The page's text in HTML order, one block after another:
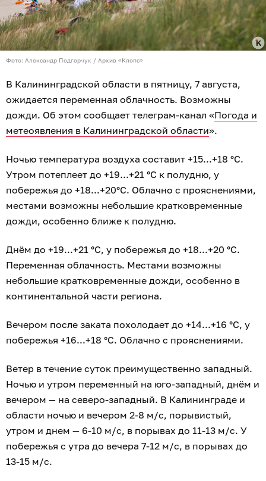
Фото: Александр Подгорчук / Архив «Клопс»
В Калининградской области в пятницу, 7 августа,
ожидается переменная облачность. Возможны
дожди. Об этом сообщает телеграм-канал «Погода и
метеоявления в Калининградской области».
Ночью температура воздуха составит +15...+18 °C.
Утром потеплеет до +19...+21 °C к полудню, у
побережья до +18...+20°C. Облачно с прояснениями,
местами возможны небольшие кратковременные
дожди, особенно ближе к полудню.
Днём до +19...+21 °C, у побережья до +18...+20 °C.
Переменная облачность. Местами возможны
небольшие кратковременные дожди, особенно в
континентальной части региона.
Вечером после заката похолодает до +14...+16 °C, у
побережья +16...+18 °C. Облачно с прояснениями.
Ветер в течение суток преимущественно западный.
Ночью и утром переменный на юго-западный, днём и
вечером — на северо-западный. В Калининграде и
области ночью и вечером 2-8 м/с, порывистый,
утром и днем — 6-10 м/с, в порывах до 11-13 м/с. У
побережья с утра до вечера 7-12 м/с, в порывах до
13-15 м/с.